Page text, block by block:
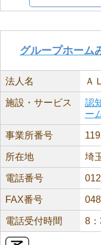
グループホーム
法人名 Ａ
施設・サービス
認
ー
事業所番号
所在地 埼
電話番号
FAX番号
電話受付時間 8